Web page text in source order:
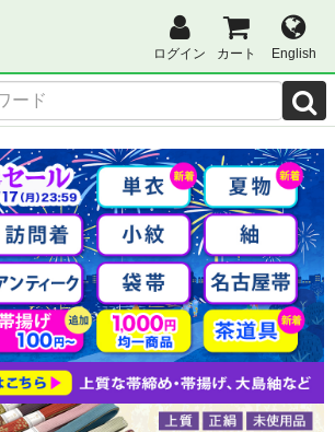
ログイン カート English